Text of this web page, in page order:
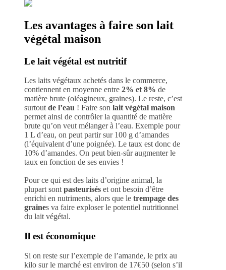
Les avantages à faire son lait
végétal maison
Le lait végétal est nutritif
Les laits végétaux achetés dans le commerce,
contiennent en moyenne entre 2% et 8% de
matière brute (oléagineux, graines). Le reste, c’est
surtoutde l’eau ! Faire son lait végétal maison
permet ainsi de contrôler la quantité de matière
brute qu’on veut mélanger à l’eau. Exemple pour
1 L d’eau, on peut partir sur 100 g d’amandes
(l’équivalent d’une poignée). Le taux est donc de
10% d’amandes. On peut bien-sûr augmenter le
taux en fonction de ses envies !
Pour ce qui est des laits d’origine animal, la
plupart sontpasteurisés et ont besoin d’être
enrichi en nutriments, alors que le trempage des
graines va faire exploser le potentiel nutritionnel
du lait végétal.
Il est économique
Si on reste sur l’exemple de l’amande, le prix au
kilo sur le marché est environ de 17€50 (selon s’il